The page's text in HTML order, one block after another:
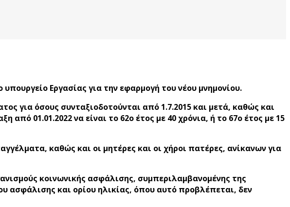
Εργασίας για την εφαρμογή του νέου μνημονίου.
για όσους συνταξιοδοτούνται από 1.7.2015 και μετά, καθώς και
01.01.2022 να είναι το 62ο έτος με 40 χρόνια, ή το 67ο έτος με 15
καθώς και οι μητέρες και οι χήροι πατέρες, ανίκανων για
κοινωνικής ασφάλισης, συμπεριλαμβανομένης της
και ορίου ηλικίας, όπου αυτό προβλέπεται, δεν